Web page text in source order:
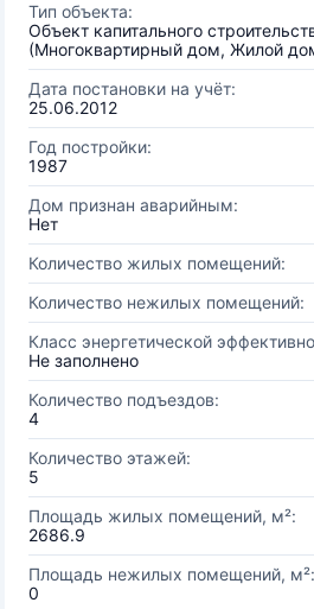
Тип объекта:
Объект капитального
(Многоквартирный дом, Жилой
Дата постановки на учёт:
25.06.2012
Год постройки:
1987
Дом признан аварийным:
Нет
Количество жилых помещений:
Количество нежилых помещений:
Класс энергетической
Не заполнено
Количество подъездов:
4
Количество этажей:
5
Площадь жилых помещений, м²:
2686.9
Площадь нежилых помещений, м²:
0